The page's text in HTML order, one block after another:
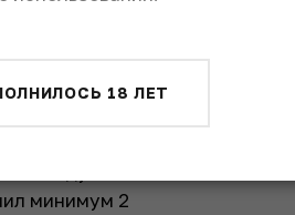
минут прийти
стали
в душевный
– в нем
душевный
минимум 2
18 ЛЕТ